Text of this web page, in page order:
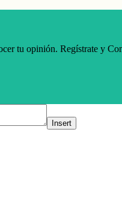
tu opinión. Regístrate y
Insert